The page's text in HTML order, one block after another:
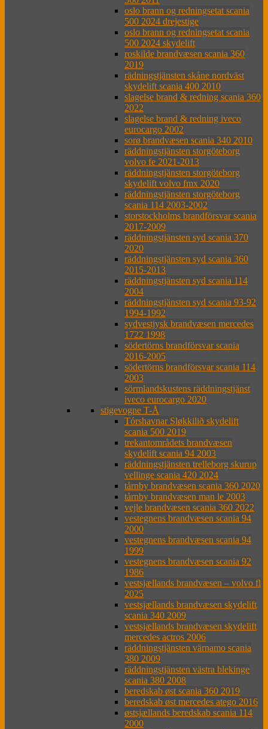
oslo brann og redningsetat scania
500 2024 drejestige
oslo brann og redningsetat scania
500 2024 skydelift
roskilde brandvæsen scania 360
2019
rädningstjänsten skåne nordväst
skydelift scania 400 2010
slagelse brand & redning scania 360
2022
slagelse brand & redning iveco
eurocargo 2002
sorø brandvæsen scania 340 2010
räddningstjänsten storgöteborg
volvo fe 2021-2013
räddningstjänsten storgöteborg
skydelift volvo fmx 2020
räddningstjänsten storgöteborg
scania 114 2003-2002
storstockholms brandförsvar scania
2017-2009
räddningstjänsten syd scania 370
2020
räddningstjänsten syd scania 360
2015-2013
räddningstjänsten syd scania 114
2004
räddningstjänsten syd scania 93-92
1994-1992
sydvestjysk brandvæsen mercedes
1722 1998
södertörns brandförsvar scania
2016-2005
södertörns brandförsvar scania 114
2003
sörmlandskustens räddningstjänst
iveco eurocargo 2020
stigevogne T-Å
Tórshavnar Sløkkilið skydelift
scania 500 2019
trekantområdets brandvæsen
skydelift scania 94 2003
räddningstjänsten trelleborg skurup
vellinge scania 420 2024
tårnby brandvæsen scania 360 2020
tårnby brandvæsen man le 2003
vejle brandvæsen scania 360 2022
vestegnens brandvæsen scania 94
2000
vestegnens brandvæsen scania 94
1999
vestegnens brandvæsen scania 92
1986
vestsjællands brandvæsen – volvo fl
2025
vestsjællands brandvæsen skydelift
scania 340 2009
vestsjællands brandvæsen skydelift
mercedes actros 2006
räddningstjänsten värnamo scania
380 2009
räddningstjänsten västra blekinge
scania 380 2008
beredskab øst scania 360 2019
beredskab øst mercedes atego 2016
østsjællands beredskab scania 114
2000